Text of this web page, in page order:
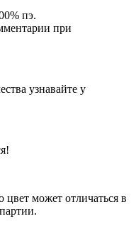
пэ.
при
узнавайте у
может отличаться в